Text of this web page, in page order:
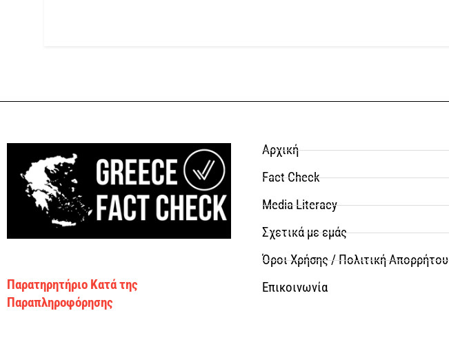
Παρατηρητήριο Κατά της
Παραπληροφόρησης
Αρχική
Fact Check
Media Literacy
Σχετικά με εμάς
Όροι Χρήσης / Πολιτική Απορρήτου
Επικοινωνία